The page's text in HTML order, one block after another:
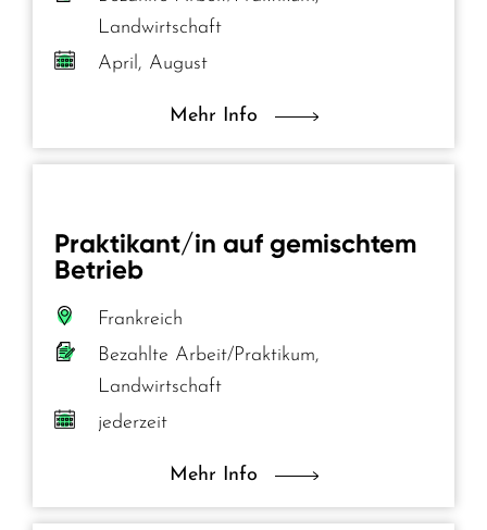
Landwirtschaft
April, August
Mehr Info
Praktikant/in auf gemischtem
Betrieb
Frankreich
Bezahlte Arbeit/Praktikum,
Landwirtschaft
jederzeit
Mehr Info